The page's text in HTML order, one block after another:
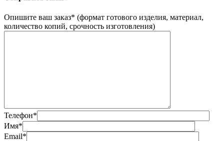
Опишите ваш заказ* (формат готового изделия, материал,
количество копий, срочность изготовления)
Телефон*
Имя*
Email*